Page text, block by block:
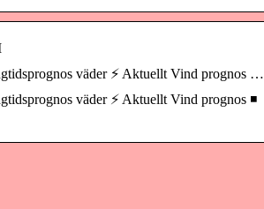
väder ⚡ Aktuellt Vind prognos …
väder ⚡ Aktuellt Vind prognos ◾